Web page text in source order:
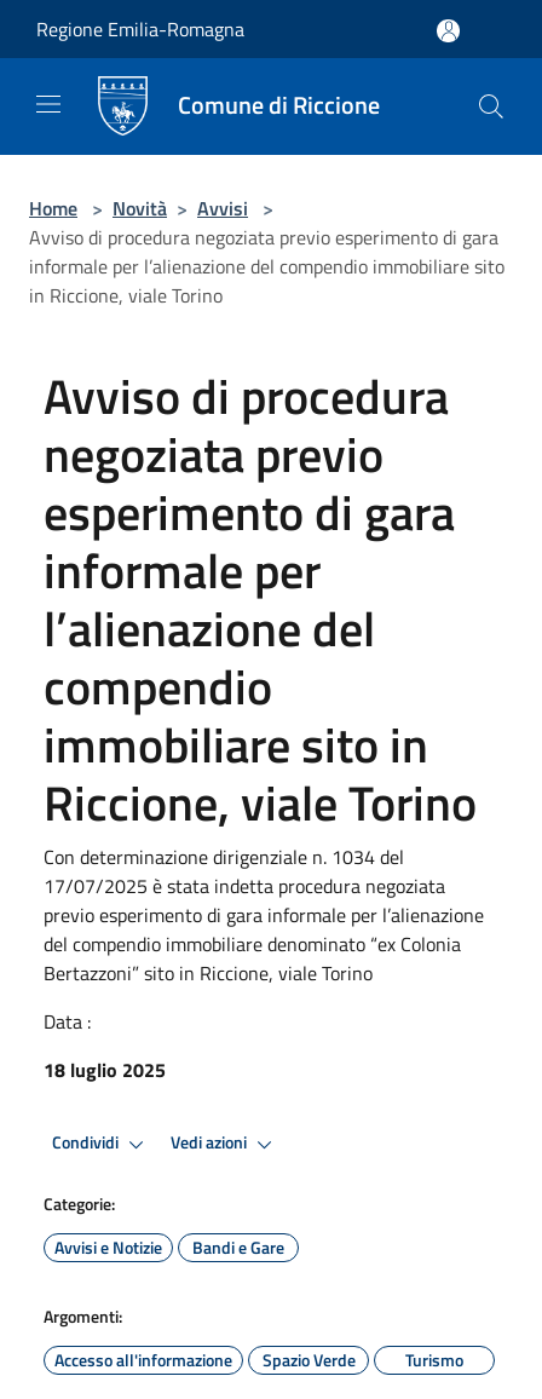
Regione Emilia-Romagna
Comune di Riccione
Home > Novità > Avvisi >
Avviso di procedura negoziata previo esperimento di gara
informale per l’alienazione del compendio immobiliare sito
in Riccione, viale Torino
Avviso di procedura
negoziata previo
esperimento di gara
informale per
l’alienazione del
compendio
immobiliare sito in
Riccione, viale Torino
Con determinazione dirigenziale n. 1034 del
17/07/2025 è stata indetta procedura negoziata
previo esperimento di gara informale per l’alienazione
del compendio immobiliare denominato “ex Colonia
Bertazzoni” sito in Riccione, viale Torino
Data :
18 luglio 2025
Condividi Vedi azioni
Categorie:
Avvisi e Notizie
Bandi e Gare
Argomenti:
Accesso all'informazione
Spazio Verde Turismo